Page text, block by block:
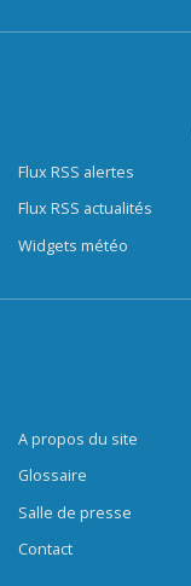
Flux RSS alertes
Flux RSS actualités
Widgets météo
A propos du site
Glossaire
Salle de presse
Contact